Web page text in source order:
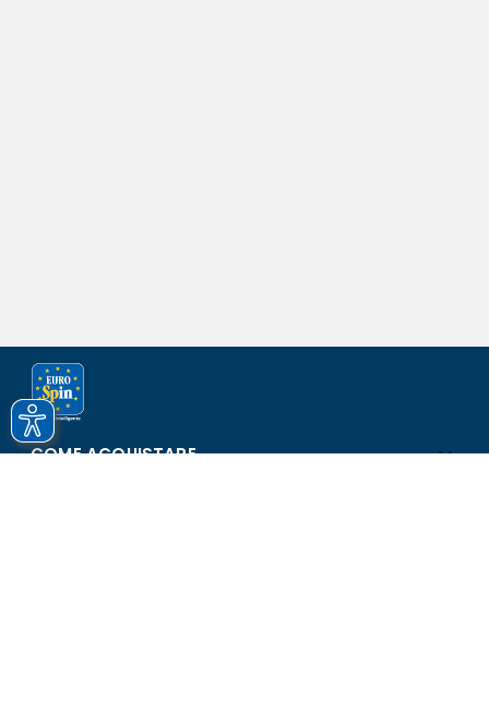
COME ACQUISTARE